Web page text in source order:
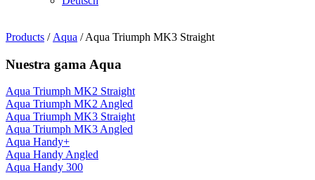
Products / Aqua / Aqua Triumph MK3 Straight
Nuestra gama Aqua
Aqua Triumph MK2 Straight
Aqua Triumph MK2 Angled
Aqua Triumph MK3 Straight
Aqua Triumph MK3 Angled
Aqua Handy+
Aqua Handy Angled
Aqua Handy 300